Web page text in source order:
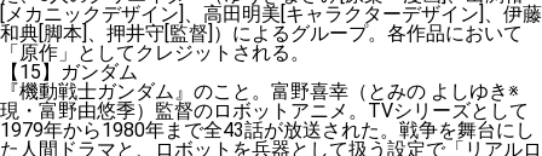
[メカニックデザイン]、高田明美[キャラクターデザイン]、伊藤
和典[脚本]、押井守[監督]）によるグループ。各作品において
「原作」としてクレジットされる。
【15】ガンダム
『機動戦士ガンダム』のこと。富野喜幸（とみの よしゆき※
現・富野由悠季）監督のロボットアニメ。TVシリーズとして
1979年から1980年まで全43話が放送された。戦争を舞台にし
た人間ドラマと、ロボットを兵器として扱う設定で「リアルロ